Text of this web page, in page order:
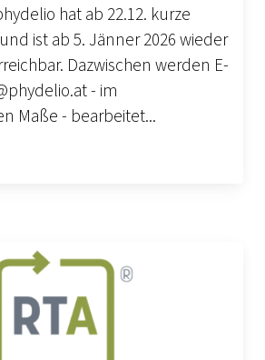
hat ab 22.12. kurze
ist ab 5. Jänner 2026 wieder
Dazwischen werden E-
- im
Maße - bearbeitet...